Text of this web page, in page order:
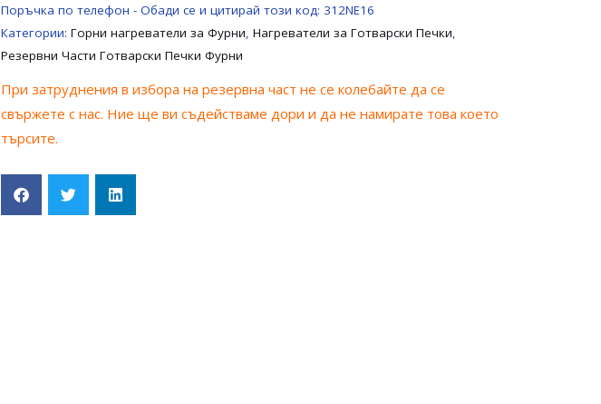
Поръчка по телефон - Обади се и цитирай този код: 312NE16
Категории: Горни нагреватели за Фурни, Нагреватели за Готварски Печки,
Резервни Части Готварски Печки Фурни
При затруднения в избора на резервна част не се колебайте да се
свържете с нас. Ние ще ви съдействаме дори и да не намирате това което
търсите.